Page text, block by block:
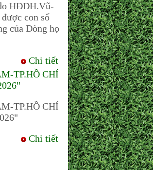
HĐDH.Vũ-
con số
của Dòng họ
Chi tiết
TP.HỒ CHÍ
TP.HỒ CHÍ
Chi tiết